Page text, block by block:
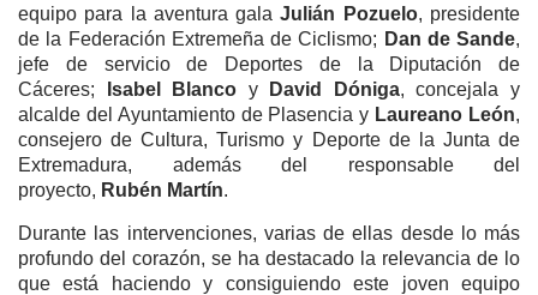
equipo para la aventura galaJulián Pozuelo, presidente
de la Federación Extremeña de Ciclismo; Dan de Sande,
jefe de servicio de Deportes de la Diputación de
Cáceres;
Isabel Blanco y David Dóniga, concejala y
alcalde del Ayuntamiento de Plasencia y Laureano León,
consejero de Cultura, Turismo y Deporte de la Junta de
Extremadura, además del responsable del
proyecto, Rubén Martín.
Durante las intervenciones, varias de ellas desde lo más
profundo del corazón, se ha destacado la relevancia de lo
que está haciendo y consiguiendo este joven equipo